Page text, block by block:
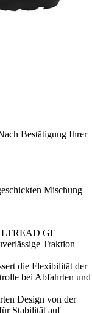
Bestätigung Ihrer
Mischung
GE
Traktion
die Flexibilität der
bei Abfahrten und
Design von der
Stabilität auf